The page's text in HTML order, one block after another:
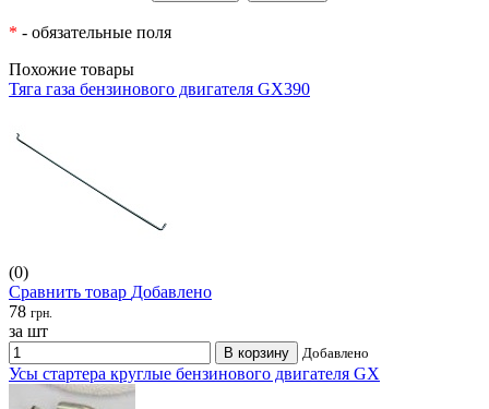
* - обязательные поля
Похожие товары
Тяга газа бензинового двигателя GX390
(0)
Сравнить товар Добавлено
78 грн.
за шт
В корзину Добавлено
Усы стартера круглые бензинового двигателя GX